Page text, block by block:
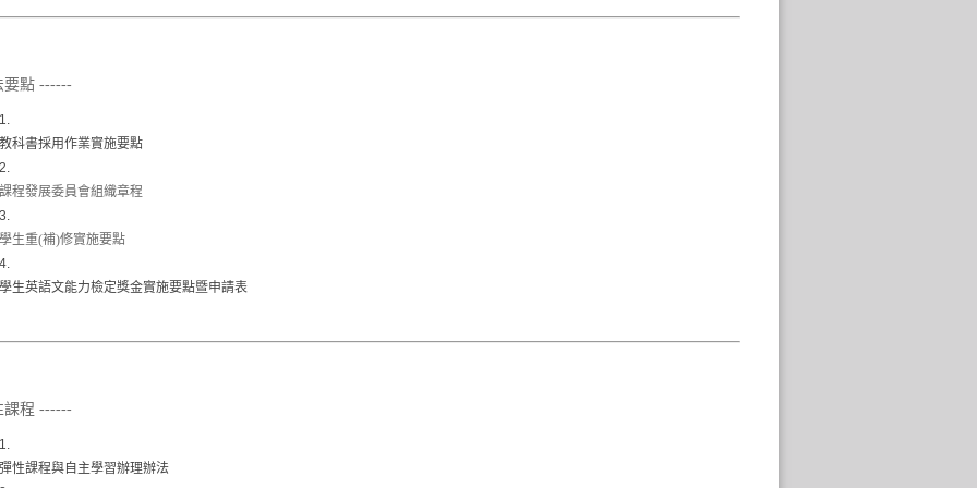
點 ------
教科書採用作業實施要點
課程發展委員會組織章程
學生重(補)修實施要點
學生英語文能力檢定獎金實施要點暨申請表
程 ------
彈性課程與自主學習辦理辦法